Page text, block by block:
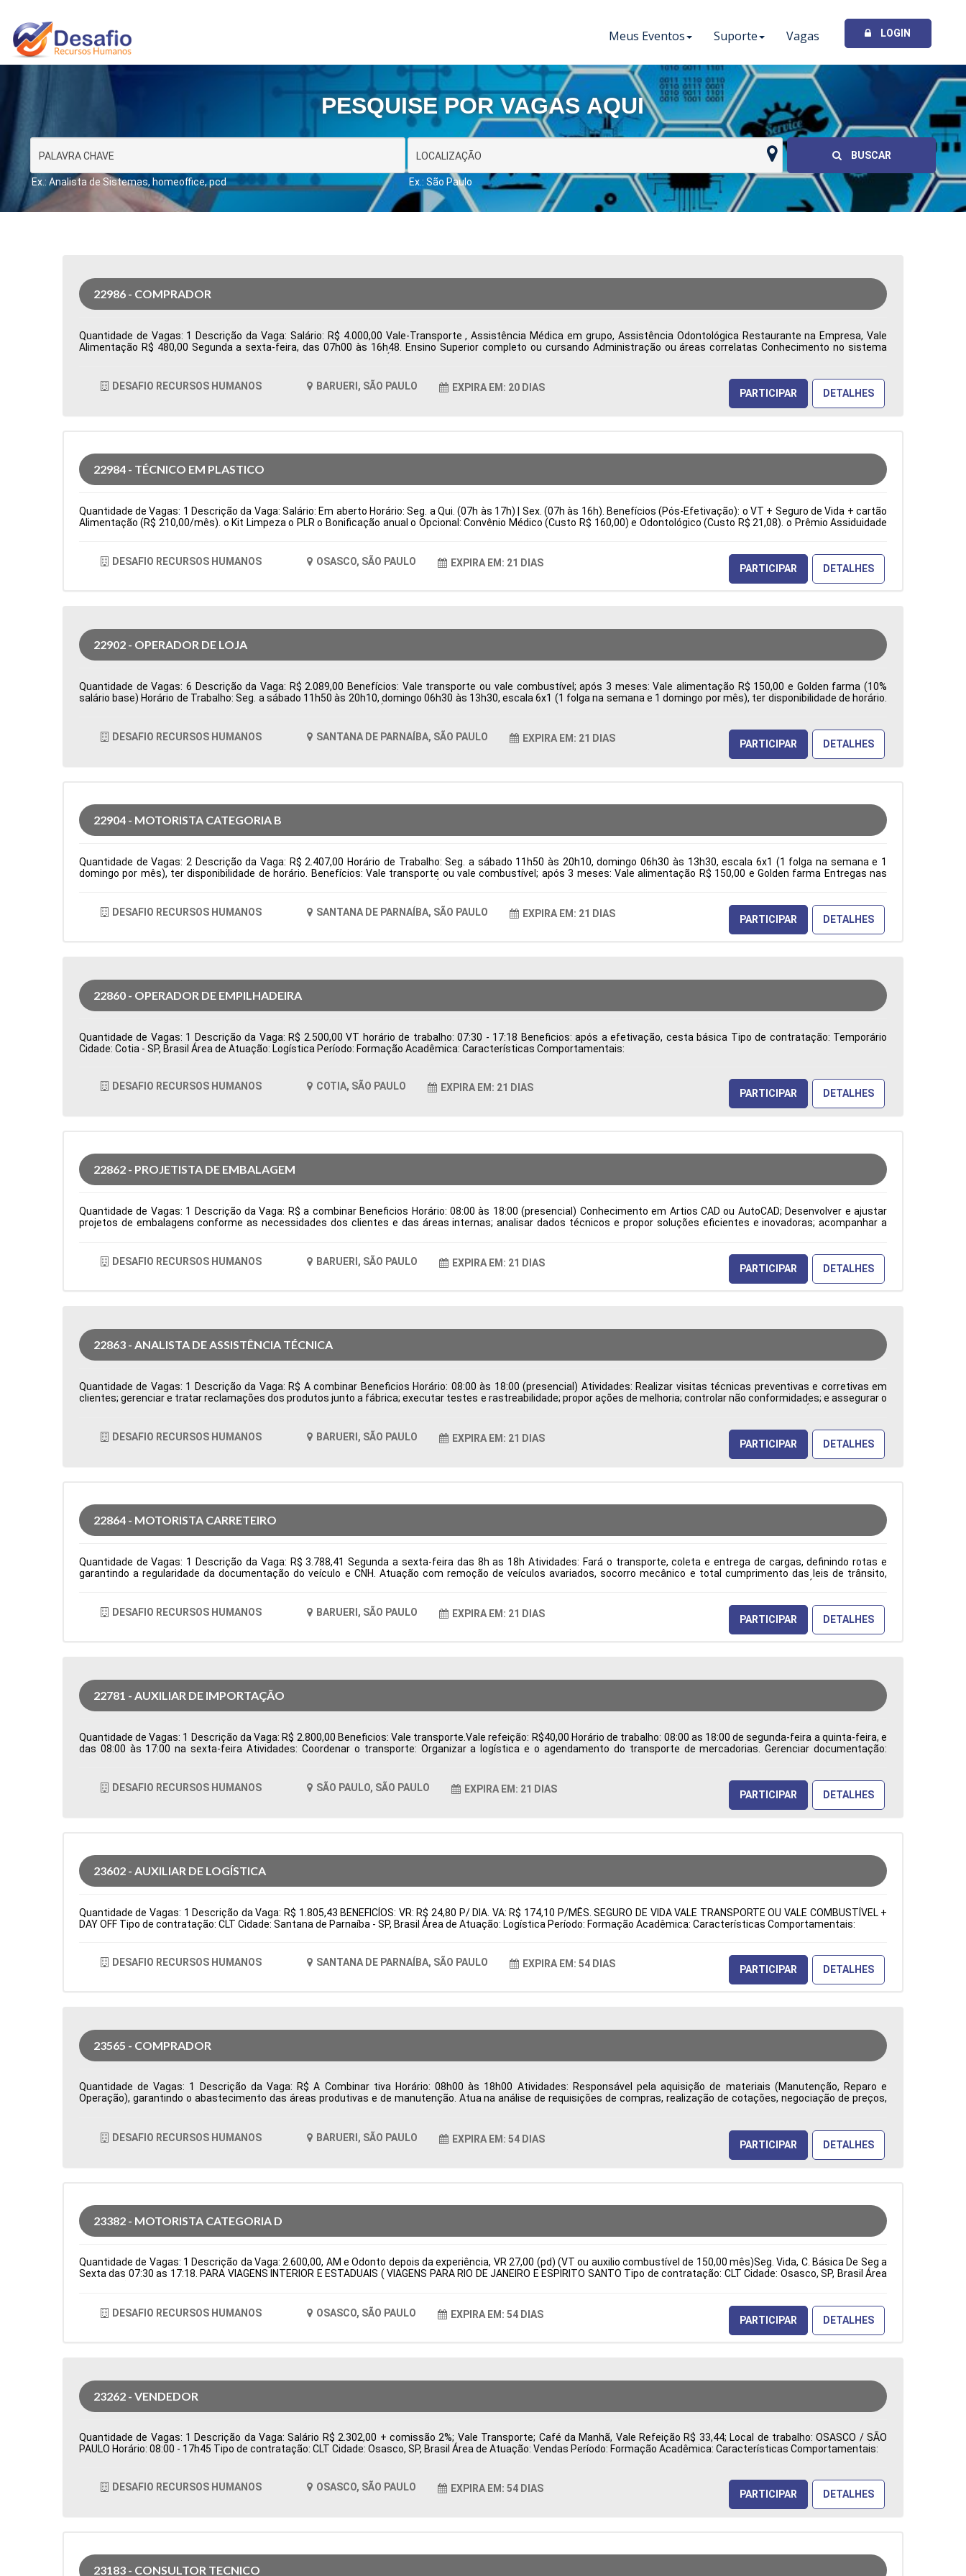
Meus Eventos Suporte Vagas LOGIN
PESQUISE POR VAGAS AQUI
Ex.: Analista de Sistemas, homeoffice, pcd Ex.: São Paulo
BUSCAR
22986 - COMPRADOR
Quantidade de Vagas: 1 Descrição da Vaga: Salário: R$ 4.000,00 Vale-Transporte , Assistência Médica em grupo, Assistência Odontológica Restaurante na Empresa, Vale
Alimentação R$ 480,00 Segunda a sexta-feira, das 07h00 às 16h48. Ensino Superior completo ou cursando Administração ou áreas correlatas Conhecimento no sistema
DESAFIO RECURSOS HUMANOS BARUERI, SÃO PAULO EXPIRA EM: 20 DIAS PARTICIPAR DETALHES
22984 - TÉCNICO EM PLASTICO
Quantidade de Vagas: 1 Descrição da Vaga: Salário: Em aberto Horário: Seg. a Qui. (07h às 17h) | Sex. (07h às 16h). Benefícios (Pós-Efetivação): o VT + Seguro de Vida + cartão
Alimentação (R$ 210,00/mês). o Kit Limpeza o PLR o Bonificação anual o Opcional: Convênio Médico (Custo R$ 160,00) e Odontológico (Custo R$ 21,08). o Prêmio Assiduidade
de contratação: Temporário Cidade: Osasco, SP, Brasil Área de Atuação: Produção Período: Formação Acadêmica: Características Comportamentais:
DESAFIO RECURSOS HUMANOS OSASCO, SÃO PAULO EXPIRA EM: 21 DIAS PARTICIPAR DETALHES
22902 - OPERADOR DE LOJA
Quantidade de Vagas: 6 Descrição da Vaga: R$ 2.089,00 Benefícios: Vale transporte ou vale combustível; após 3 meses: Vale alimentação R$ 150,00 e Golden farma (10%
salário base) Horário de Trabalho: Seg. a sábado 11h50 às 20h10, domingo 06h30 às 13h30, escala 6x1 (1 folga na semana e 1 domingo por mês), ter disponibilidade de horário.
DESAFIO RECURSOS HUMANOS SANTANA DE PARNAÍBA, SÃO PAULO EXPIRA EM: 21 DIAS PARTICIPAR DETALHES
22904 - MOTORISTA CATEGORIA B
Quantidade de Vagas: 2 Descrição da Vaga: R$ 2.407,00 Horário de Trabalho: Seg. a sábado 11h50 às 20h10, domingo 06h30 às 13h30, escala 6x1 (1 folga na semana e 1
domingo por mês), ter disponibilidade de horário. Benefícios: Vale transporte ou vale combustível; após 3 meses: Vale alimentação R$ 150,00 e Golden farma Entregas nas
DESAFIO RECURSOS HUMANOS SANTANA DE PARNAÍBA, SÃO PAULO EXPIRA EM: 21 DIAS PARTICIPAR DETALHES
22860 - OPERADOR DE EMPILHADEIRA
Quantidade de Vagas: 1 Descrição da Vaga: R$ 2.500,00 VT horário de trabalho: 07:30 - 17:18 Beneficios: após a efetivação, cesta básica Tipo de contratação: Temporário
Cidade: Cotia - SP, Brasil Área de Atuação: Logística Período: Formação Acadêmica: Características Comportamentais:
DESAFIO RECURSOS HUMANOS COTIA, SÃO PAULO EXPIRA EM: 21 DIAS PARTICIPAR DETALHES
22862 - PROJETISTA DE EMBALAGEM
Quantidade de Vagas: 1 Descrição da Vaga: R$ a combinar Beneficios Horário: 08:00 às 18:00 (presencial) Conhecimento em Artios CAD ou AutoCAD; Desenvolver e ajustar
projetos de embalagens conforme as necessidades dos clientes e das áreas internas; analisar dados técnicos e propor soluções eficientes e inovadoras; acompanhar a
facas para embalagens, definindo áreas de reserva de verniz e locais para aplicação de cola, em conformidade com as especificações dos clientes, solicitações da gestão da
área e necessidades dos processos produtivos. Tipo de contratação: CLT Cidade: Barueri, SP, Brasil Área de Atuação: Produção Período: Formação Acadêmica: Características
DESAFIO RECURSOS HUMANOS BARUERI, SÃO PAULO EXPIRA EM: 21 DIAS PARTICIPAR DETALHES
22863 - ANALISTA DE ASSISTÊNCIA TÉCNICA
Quantidade de Vagas: 1 Descrição da Vaga: R$ A combinar Beneficios Horário: 08:00 às 18:00 (presencial) Atividades: Realizar visitas técnicas preventivas e corretivas em
clientes; gerenciar e tratar reclamações dos produtos junto a fábrica; executar testes e rastreabilidade; propor ações de melhoria; controlar não conformidades; e assegurar o
DESAFIO RECURSOS HUMANOS
BARUERI, SÃO PAULO EXPIRA EM: 21 DIAS PARTICIPAR DETALHES
22864 - MOTORISTA CARRETEIRO
Quantidade de Vagas: 1 Descrição da Vaga: R$ 3.788,41 Segunda a sexta-feira das 8h as 18h Atividades: Fará o transporte, coleta e entrega de cargas, definindo rotas e
garantindo a regularidade da documentação do veículo e CNH. Atuação com remoção de veículos avariados, socorro mecânico e total cumprimento das leis de trânsito,
DESAFIO RECURSOS HUMANOS
BARUERI, SÃO PAULO EXPIRA EM: 21 DIAS PARTICIPAR DETALHES
22781 - AUXILIAR DE IMPORTAÇÃO
Quantidade de Vagas: 1 Descrição da Vaga: R$ 2.800,00 Beneficios: Vale transporte.Vale refeição: R$40,00 Horário de trabalho: 08:00 as 18:00 de segunda-feira a quinta-feira, e
das 08:00 às 17:00 na sexta-feira Atividades: Coordenar o transporte: Organizar a logística e o agendamento do transporte de mercadorias. Gerenciar documentação:
logísticos, como erros em agendamentos ou documentos Tipo de contratação: CLT Cidade: São Paulo, SP, Brasil Área de Atuação: Administração de Empresas Período:
Formação Acadêmica: Características Comportamentais:
DESAFIO RECURSOS HUMANOS SÃO PAULO, SÃO PAULO EXPIRA EM: 21 DIAS PARTICIPAR DETALHES
23602 - AUXILIAR DE LOGÍSTICA
Quantidade de Vagas: 1 Descrição da Vaga: R$ 1.805,43 BENEFICÍOS: VR: R$ 24,80 P/ DIA. VA: R$ 174,10 P/MÊS. SEGURO DE VIDA VALE TRANSPORTE OU VALE COMBUSTÍVEL +
DAY OFF Tipo de contratação: CLT Cidade: Santana de Parnaíba - SP, Brasil Área de Atuação: Logística Período: Formação Acadêmica: Características Comportamentais:
DESAFIO RECURSOS HUMANOS SANTANA DE PARNAÍBA, SÃO PAULO EXPIRA EM: 54 DIAS PARTICIPAR DETALHES
23565 - COMPRADOR
Quantidade de Vagas: 1 Descrição da Vaga: R$ A Combinar tiva Horário: 08h00 às 18h00 Atividades: Responsável pela aquisição de materiais (Manutenção, Reparo e
Operação), garantindo o abastecimento das áreas produtivas e de manutenção. Atua na análise de requisições de compras, realização de cotações, negociação de preços,
oportunidades de otimização de custos e elabora indicadores de desempenho da área de Suprimentos para apoiar a gestão na tomada de decisões Tipo de contratação: CLT
Cidade: Barueri, SP, Brasil Área de Atuação: Compras Período: Formação Acadêmica: Características Comportamentais:
DESAFIO RECURSOS HUMANOS BARUERI, SÃO PAULO EXPIRA EM: 54 DIAS PARTICIPAR DETALHES
23382 - MOTORISTA CATEGORIA D
Quantidade de Vagas: 1 Descrição da Vaga: 2.600,00, AM e Odonto depois da experiência, VR 27,00 (pd) (VT ou auxilio combustível de 150,00 mês)Seg. Vida, C. Básica De Seg a
Sexta das 07:30 as 17:18. PARA VIAGENS INTERIOR E ESTADUAIS ( VIAGENS PARA RIO DE JANEIRO E ESPIRITO SANTO Tipo de contratação: CLT Cidade: Osasco, SP, Brasil Área
DESAFIO RECURSOS HUMANOS OSASCO, SÃO PAULO EXPIRA EM: 54 DIAS PARTICIPAR DETALHES
23262 - VENDEDOR
Quantidade de Vagas: 1 Descrição da Vaga: Salário R$ 2.302,00 + comissão 2%; Vale Transporte; Café da Manhã, Vale Refeição R$ 33,44; Local de trabalho: OSASCO / SÃO
PAULO Horário: 08:00 - 17h45 Tipo de contratação: CLT Cidade: Osasco, SP, Brasil Área de Atuação: Vendas Período: Formação Acadêmica: Características Comportamentais:
DESAFIO RECURSOS HUMANOS OSASCO, SÃO PAULO EXPIRA EM: 54 DIAS PARTICIPAR DETALHES
23183 - CONSULTOR TECNICO